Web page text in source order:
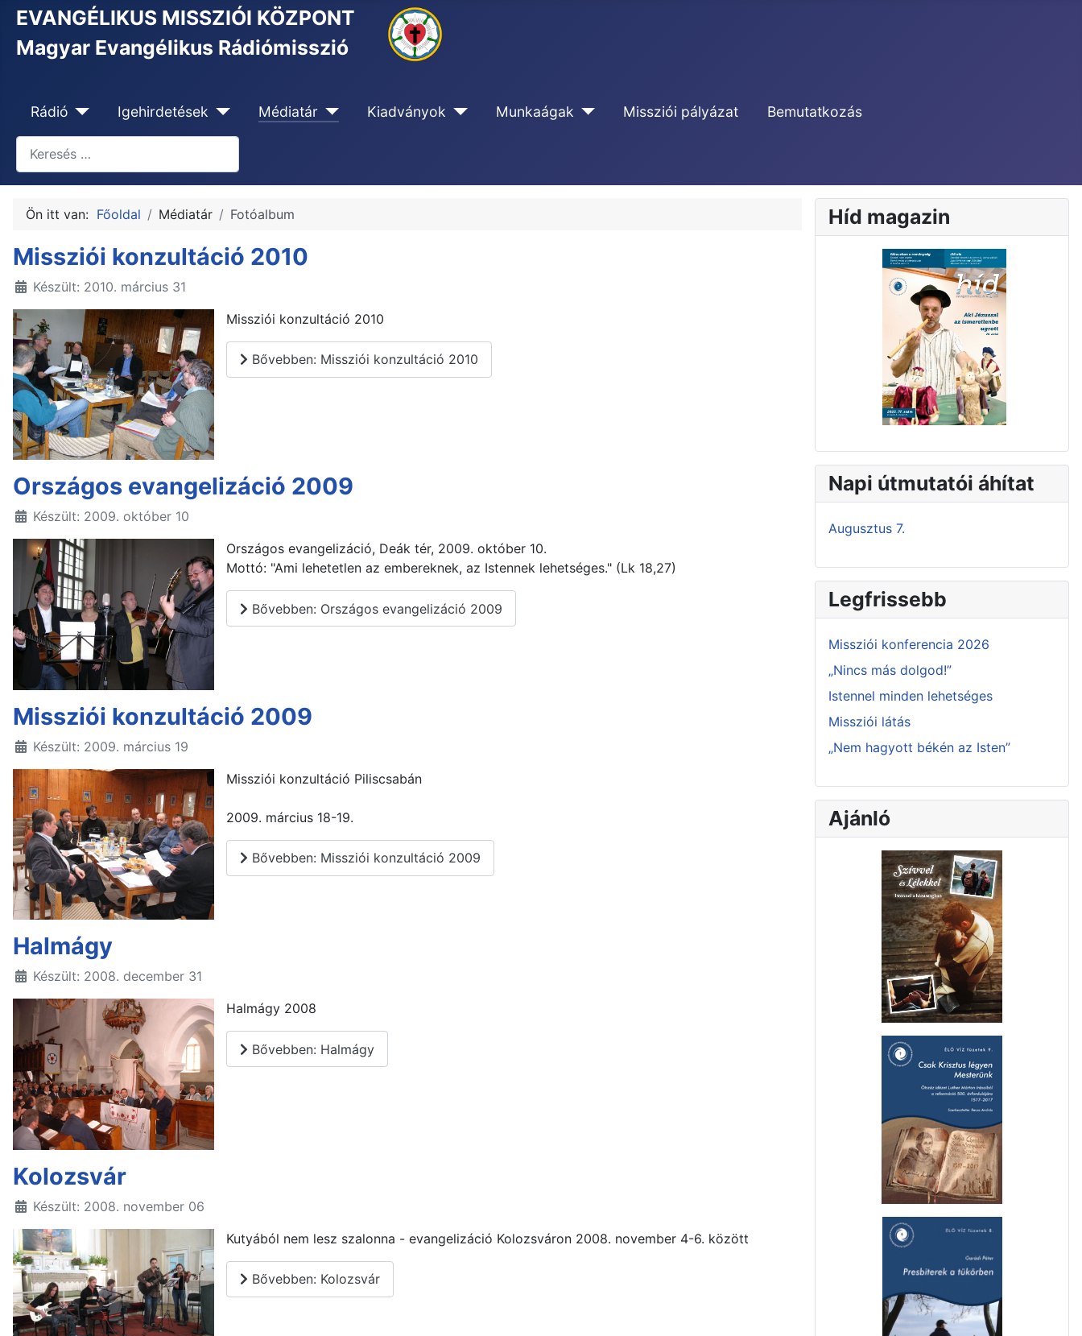
EVANGÉLIKUS MISSZIÓI KÖZPONT
Magyar Evangélikus Rádiómisszió
Rádió Igehirdetések Médiatár Kiadványok Munkaágak Missziói pályázat Bemutatkozás
Keresés
Ön itt van: Főoldal Médiatár Fotóalbum
Missziói konzultáció 2010
Készült: 2010. március 31
Missziói konzultáció 2010
Bővebben: Missziói konzultáció 2010
Országos evangelizáció 2009
Készült: 2009. október 10
Országos evangelizáció, Deák tér, 2009. október 10.
Mottó: "Ami lehetetlen az embereknek, az Istennek lehetséges." (Lk 18,27)
Bővebben: Országos evangelizáció 2009
Missziói konzultáció 2009
Készült: 2009. március 19
Missziói konzultáció Piliscsabán
2009. március 18-19.
Bővebben: Missziói konzultáció 2009
Halmágy
Készült: 2008. december 31
Halmágy 2008
Bővebben: Halmágy
Kolozsvár
Készült: 2008. november 06
Kutyából nem lesz szalonna - evangelizáció Kolozsváron 2008. november 4-6. között
Bővebben: Kolozsvár
Híd magazin
Napi útmutatói áhítat
Augusztus 7.
Legfrissebb
Missziói konferencia 2026
„Nincs más dolgod!”
Istennel minden lehetséges
Missziói látás
„Nem hagyott békén az Isten”
Ajánló